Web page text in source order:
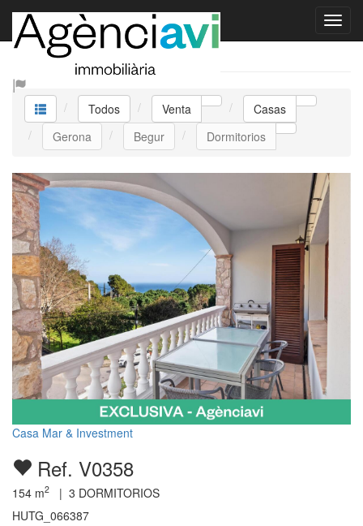
Venta Casas
Todos Venta
Casas
Gerona
Begur Dormitorios
Casa Mar & Investment
Ref. V0358
154 m2 | 3 DORMITORIOS
HUTG_066387